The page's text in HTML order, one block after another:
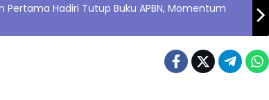
Pertama Hadiri Tutup Buku APBN, Momentum